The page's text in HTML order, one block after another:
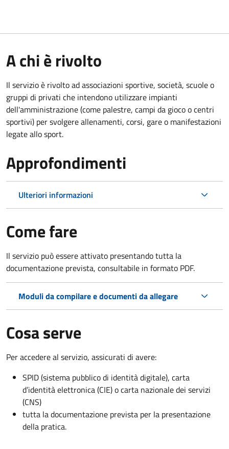
A chi è rivolto
Il servizio è rivolto ad associazioni sportive, società, scuole o
gruppi di privati che intendono utilizzare impianti
dell'amministrazione (come palestre, campi da gioco o centri
sportivi) per svolgere allenamenti, corsi, gare o manifestazioni
legate allo sport.
Approfondimenti
Ulteriori informazioni
Come fare
Il servizio può essere attivato presentando tutta la
documentazione prevista, consultabile in formato PDF.
Moduli da compilare e documenti da allegare
Cosa serve
Per accedere al servizio, assicurati di avere:
SPID (sistema pubblico di identità digitale), carta
d’identità elettronica (CIE) o carta nazionale dei servizi
(CNS)
tutta la documentazione prevista per la presentazione
della pratica.